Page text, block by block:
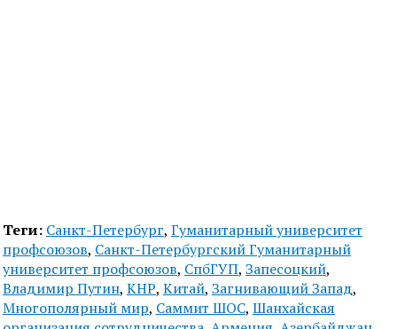
Теги: Санкт-Петербург, Гуманитарный университет
профсоюзов, Санкт-Петербургский Гуманитарный
университет профсоюзов, СпбГУП, Запесоцкий,
Владимир Путин, КНР, Китай, Загнивающий Запад,
Многополярный мир, Саммит ШОС, Шанхайская